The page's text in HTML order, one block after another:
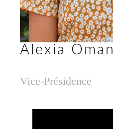
Alexia Oman
Vice-Présidence